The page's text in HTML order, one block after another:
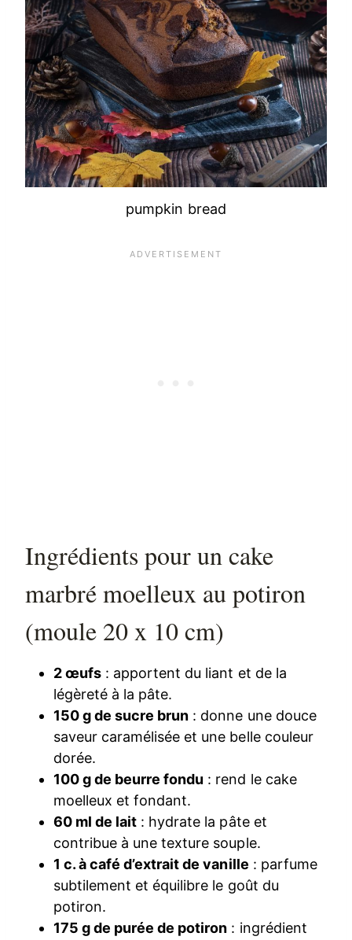
pumpkin bread
Ingrédients pour un cake
marbré moelleux au potiron
(moule 20 x 10 cm)
2 œufs : apportent du liant et de la
légèreté à la pâte.
150 g de sucre brun : donne une douce
saveur caramélisée et une belle couleur
dorée.
100 g de beurre fondu : rend le cake
moelleux et fondant.
60 ml de lait : hydrate la pâte et
contribue à une texture souple.
1 c. à café d’extrait de vanille : parfume
subtilement et équilibre le goût du
potiron.
175 g de purée de potiron : ingrédient